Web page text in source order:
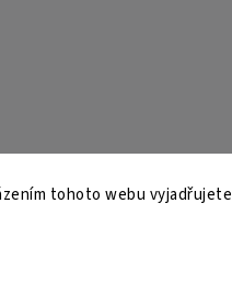
tohoto webu vyjadřujete